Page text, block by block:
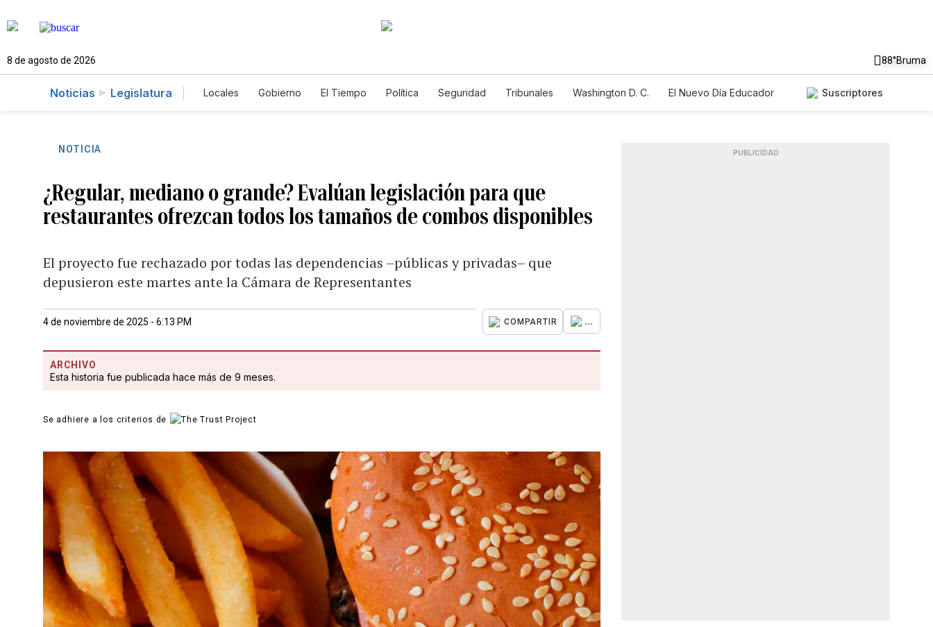
8 de agosto de 2026 88°Bruma
Noticias Legislatura Locales Gobierno El Tiempo Política Seguridad Tribunales Washington D. C.
El Nuevo Día Educador
Suscriptores
NOTICIA
¿Regular, mediano o grande? Evalúan legislación para que
restaurantes ofrezcan todos los tamaños de combos disponibles
El proyecto fue rechazado por todas las dependencias –públicas y privadas– que
depusieron este martes ante la Cámara de Representantes
4 de noviembre de 2025 - 6:13 PM COMPARTIR ...
ARCHIVO
Esta historia fue publicada hace más de 9 meses.
Se adhiere a los criterios de
PUBLICIDAD